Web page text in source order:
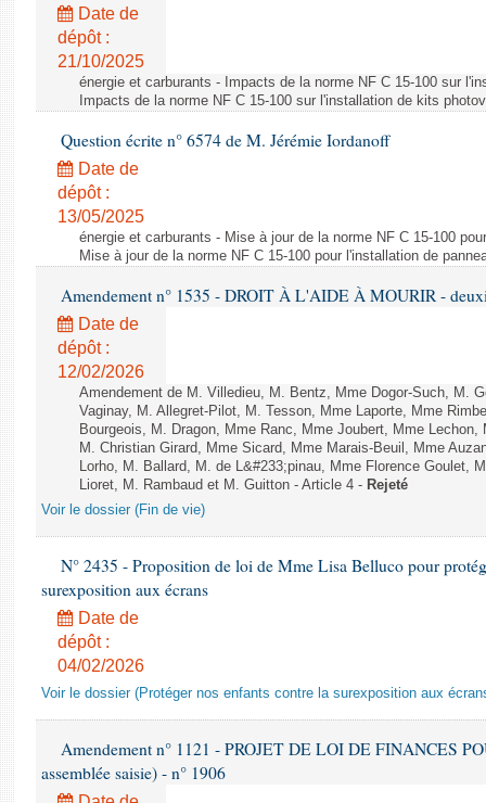
Date de
dépôt :
21/10/2025
énergie et carburants - Impacts de la norme NF C 15-100 sur
Impacts de la norme NF C 15-100 sur l'installation de kits
Question écrite n° 6574 de M. Jérémie Iordanoff
Date de
dépôt :
13/05/2025
énergie et carburants - Mise à jour de la norme NF C 15-100
Mise à jour de la norme NF C 15-100 pour l'installation de
Amendement n° 1535 - DROIT À L'AIDE À MOURIR -
Date de
dépôt :
12/02/2026
Amendement de M. Villedieu, M. Bentz, Mme Dogor-Such, M.
Vaginay, M. Allegret-Pilot, M. Tesson, Mme Laporte, Mme
Bourgeois, M. Dragon, Mme Ranc, Mme Joubert, Mme
M. Christian Girard, Mme Sicard, Mme Marais-Beuil, Mme
Lorho, M. Ballard, M. de L&#233;pinau, Mme Florence Goulet,
Lioret, M. Rambaud et M. Guitton - Article 4 - Rejeté
Voir le dossier (Fin de vie)
N° 2435 - Proposition de loi de Mme Lisa Belluco pour
surexposition aux écrans
Date de
dépôt :
04/02/2026
Voir le dossier (Protéger nos enfants contre la surexposition aux
Amendement n° 1121 - PROJET DE LOI DE FINANCES
assemblée saisie) - n° 1906